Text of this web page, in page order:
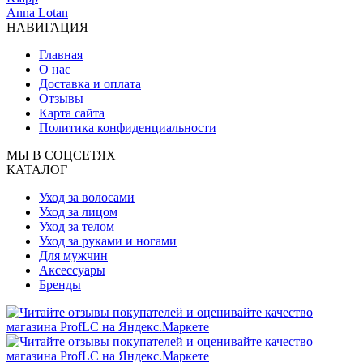
Anna Lotan
НАВИГАЦИЯ
Главная
О нас
Доставка и оплата
Отзывы
Карта сайта
Политика конфиденциальности
МЫ В СОЦСЕТЯХ
КАТАЛОГ
Уход за волосами
Уход за лицом
Уход за телом
Уход за руками и ногами
Для мужчин
Аксессуары
Бренды